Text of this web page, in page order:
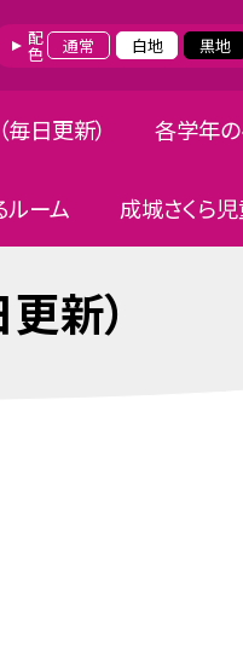
配色 通常 白地 黒地
日更新） 各学年
ルーム 成城さくら
新）